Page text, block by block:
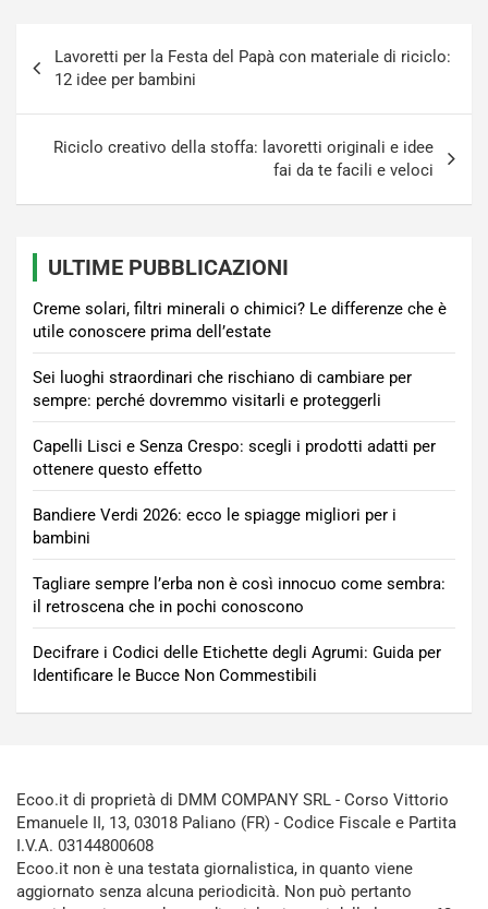
articoli
Lavoretti per la Festa del Papà con materiale di riciclo:
12 idee per bambini
Riciclo creativo della stoffa: lavoretti originali e idee
fai da te facili e veloci
ULTIME PUBBLICAZIONI
Creme solari, filtri minerali o chimici? Le differenze che è
utile conoscere prima dell’estate
Sei luoghi straordinari che rischiano di cambiare per
sempre: perché dovremmo visitarli e proteggerli
Capelli Lisci e Senza Crespo: scegli i prodotti adatti per
ottenere questo effetto
Bandiere Verdi 2026: ecco le spiagge migliori per i
bambini
Tagliare sempre l’erba non è così innocuo come sembra:
il retroscena che in pochi conoscono
Decifrare i Codici delle Etichette degli Agrumi: Guida per
Identificare le Bucce Non Commestibili
Ecoo.it di proprietà di DMM COMPANY SRL - Corso Vittorio
Emanuele II, 13, 03018 Paliano (FR) - Codice Fiscale e Partita
I.V.A. 03144800608
Ecoo.it non è una testata giornalistica, in quanto viene
aggiornato senza alcuna periodicità. Non può pertanto